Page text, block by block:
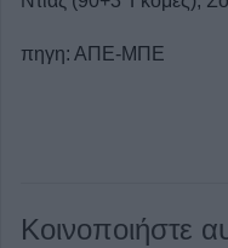
πηγη: ΑΠΕ-ΜΠΕ
Κοινοποιήστε